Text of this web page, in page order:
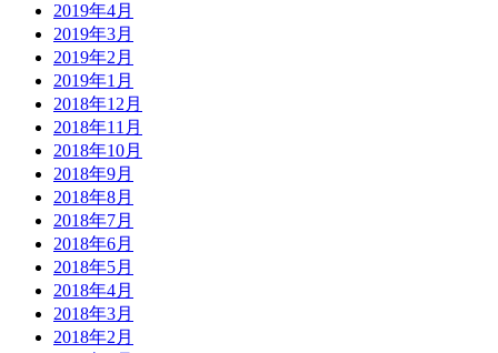
2019年4月
2019年3月
2019年2月
2019年1月
2018年12月
2018年11月
2018年10月
2018年9月
2018年8月
2018年7月
2018年6月
2018年5月
2018年4月
2018年3月
2018年2月